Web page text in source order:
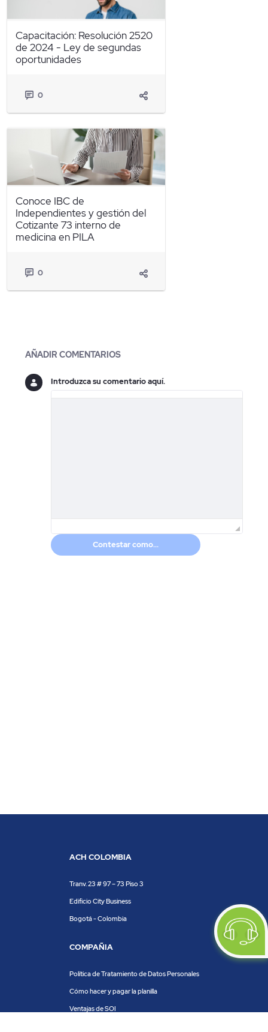
Capacitación: Resolución 2520
de 2024 - Ley de segundas
oportunidades
0
Conoce IBC de
Independientes y gestión del
Cotizante 73 interno de
medicina en PILA
0
Blogs
AÑADIR COMENTARIOS
Introduzca su comentario aquí.
Contestar como...
ACH COLOMBIA
Tranv. 23 # 97 – 73 Piso 3
Edificio City Business
Bogotá - Colombia
COMPAÑIA
Política de Tratamiento de Datos Personales
Cómo hacer y pagar la planilla
Ventajas de SOI